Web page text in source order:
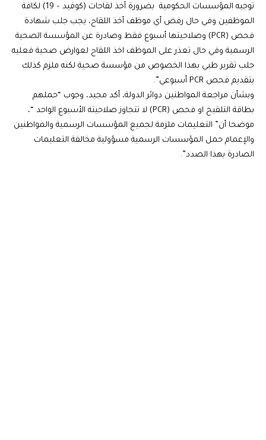
توجيه المؤسسات الحكومية بضرورة أخذ لقاحات (كوفيد – 19) لكافة
الموظفين وفي حال رفض أي موظف أخذ اللقاح، يجب جلب شهادة
فحص (PCR) وصلاحيتها أسبوع فقط وصادرة عن المؤسسة الصحية
الرسمية وفي حال تعذر على الموظف اخذ اللقاح لعوارض صحية فعليه
جلب تقرير طبي بهذا الخصوص من مؤسسة صحية لكنه ملزم كذلك
بتقديم فحص PCR أسبوعي”.
وبشأن مراجعة المواطنين دوائر الدولة، أكد مجيد، وجوب “حملهم
بطاقة التلقيح او فحص (PCR) لا تتجاوز صلاحيته الأسبوع الواحد “،
موضحا أن” التعليمات ملزمة لجميع المؤسسات الرسمية والمواطنين
والإعمام حمل المؤسسات الرسمية مسؤولية مخالفة التعليمات
الصادرة بهذا الصدد”.